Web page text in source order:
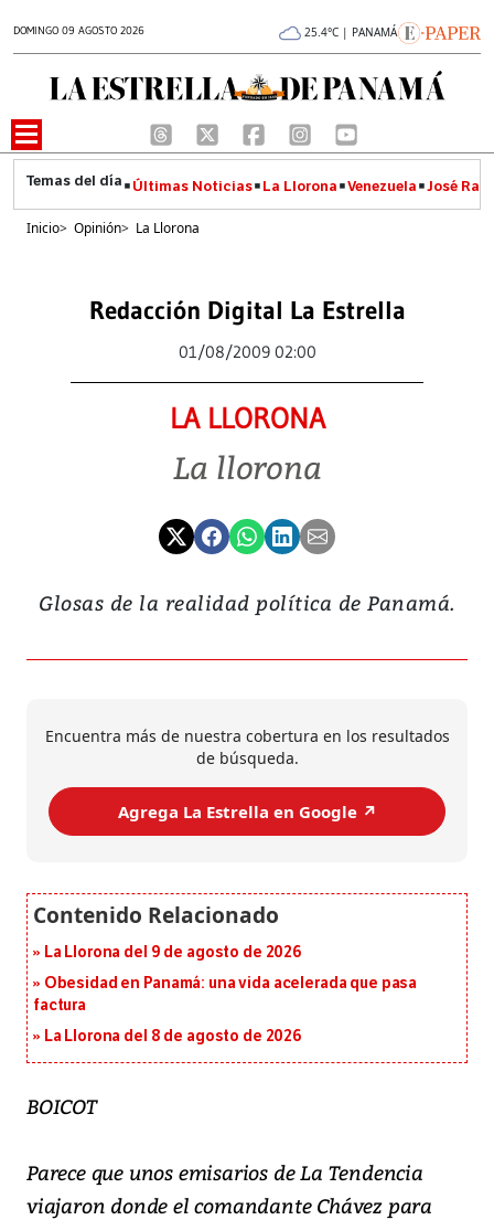
DOMINGO 09 AGOSTO 2026 25.4°C | PANAMÁ
Últimas Noticias La Llorona Venezuela José
Inicio> Opinión> La Llorona
Redacción Digital La Estrella
01/08/2009 02:00
LA LLORONA
La llorona
Glosas de la realidad política de Panamá.
Encuentra más de nuestra cobertura en los resultados
de búsqueda.
Agrega La Estrella en Google ↗️
La Llorona del 9 de agosto de 2026
Obesidad en Panamá: una vida acelerada que pasa
factura
La Llorona del 8 de agosto de 2026
BOICOT
Parece que unos emisarios de La Tendencia
viajaron donde el comandante Chávez para